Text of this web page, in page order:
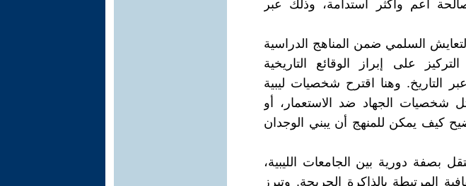
أعم وأكثر استدامة، وذلك عبر
السلمي ضمن المناهج الدراسية
على إبراز الوقائع التاريخية
التاريخ. وهنا اقترح شخصيات ليبية
شخصيات الجهاد ضد الاستعمار، أو
كيف يمكن للمنهج أن يبني الوجدان
بصفة دورية بين الجامعات الليبية،
المرتبطة بالذاكرة الجريحة. وتبرز